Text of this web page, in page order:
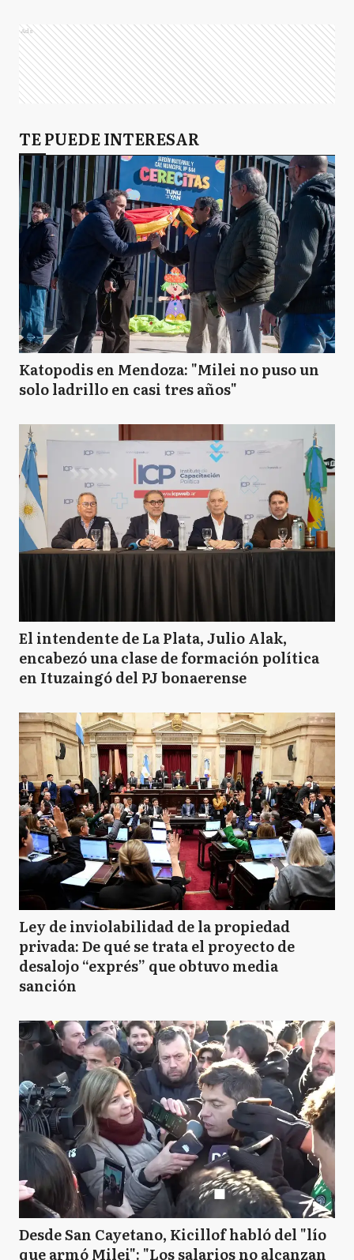
Ads
TE PUEDE INTERESAR
Katopodis en Mendoza: "Milei no puso un
solo ladrillo en casi tres años"
El intendente de La Plata, Julio Alak,
encabezó una clase de formación política
en Ituzaingó del PJ bonaerense
Ley de inviolabilidad de la propiedad
privada: De qué se trata el proyecto de
desalojo “exprés” que obtuvo media
sanción
Desde San Cayetano, Kicillof habló del "lío
que armó Milei": "Los salarios no alcanzan